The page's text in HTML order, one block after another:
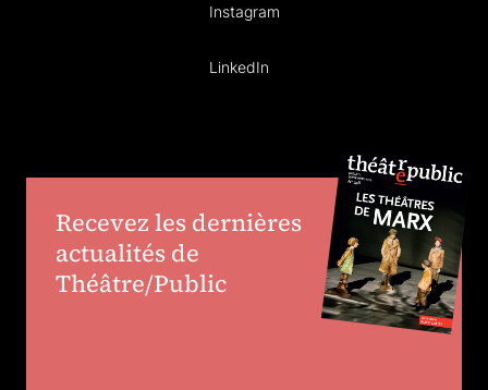
Instagram
LinkedIn
Recevez les dernières
actualités de
Théâtre/Public